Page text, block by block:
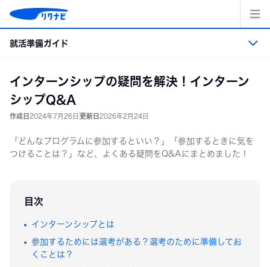
テ
キッ
就活準備ガイド
就活準備ガイド トップ
業界・職業・企業研究
インターンシップ＆キャリア
インターンシップの疑問を解決！インターン
シップQ&A
作成日 2024年7月26日 更新日 2026年2月24日
「どんなプログラムに参加するといい？」「参加するときに気を
つけることは？」など、よくある疑問をQ&Aにまとめました！
目次
インターンシップとは
参加するためには選考がある？選考のために準備してお
くことは？